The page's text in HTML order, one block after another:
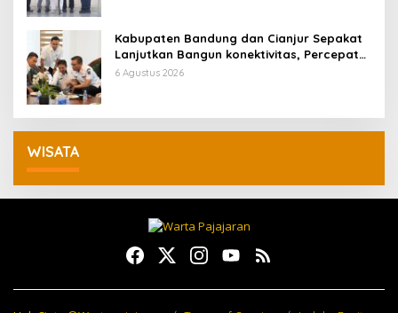
Kabupaten Bandung dan Cianjur Sepakat
Lanjutkan Bangun konektivitas, Percepat
Pertumbuhan Ekonomi Daerah
6 Agustus 2026
WISATA